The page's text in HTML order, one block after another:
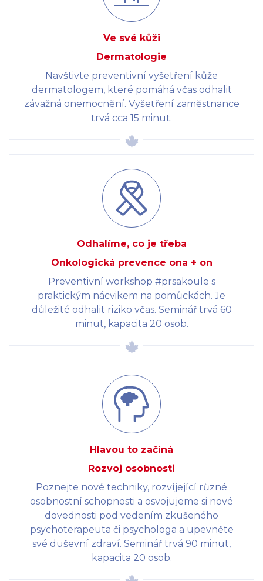
Ve své kůži
Dermatologie
Navštivte preventivní vyšetření kůže
dermatologem, které pomáhá včas odhalit
závažná onemocnění. Vyšetření zaměstnance
trvá cca 15 minut.
Odhalíme, co je třeba
Onkologická prevence ona + on
Preventivní workshop #prsakoule s
praktickým nácvikem na pomůckách. Je
důležité odhalit riziko včas. Seminář trvá 60
minut, kapacita 20 osob.
Hlavou to začíná
Rozvoj osobnosti
Poznejte nové techniky, rozvíjející různé
osobnostní schopnosti a osvojujeme si nové
dovednosti pod vedením zkušeného
psychoterapeuta či psychologa a upevněte
své duševní zdraví. Seminář trvá 90 minut,
kapacita 20 osob.